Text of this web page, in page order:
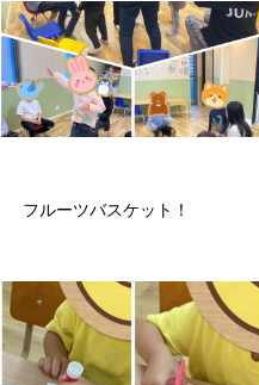
フルーツバスケット！